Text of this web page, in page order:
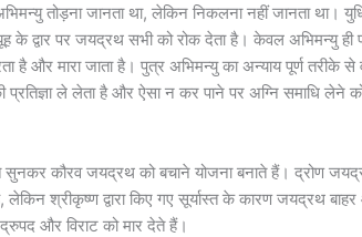
तोड़ना जानता था, लेकिन निकलना नहीं जानता था।
द्वार पर जयद्रथ सभी को रोक देता है। केवल अभिमन्यु ही
है और मारा जाता है। पुत्र अभिमन्यु का अन्याय पूर्ण
ले लेता है और ऐसा न कर पाने पर अग्नि समाधि लेने
सुनकर कौरव जयद्रथ को बचाने योजना बनाते हैं। द्रोण
लेकिन श्रीकृष्ण द्वारा किए गए सूर्यास्त के कारण जयद्रथ
और विराट को मार देते हैं।